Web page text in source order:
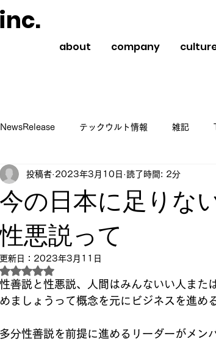
about company
NewsRelease テックウルト情報 雑記
のススメ 読書のススメ
今の日本に足りな
性悪説って
投稿者 2023年3月10日 読了時間: 2分
更新日： 2023年3月11日
5つ星のうちNaNと評価されています。
性善説と性悪説、人間はみんないい人また
めましょうって概念を元にビジネスを進め
多分性善説を前提に進めるリーダーがメン